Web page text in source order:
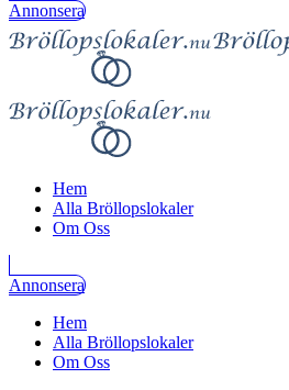
Annonsera
Hem
Alla Bröllopslokaler
Om Oss
Annonsera
Hem
Alla Bröllopslokaler
Om Oss